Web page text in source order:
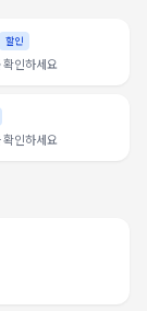
할인
확인하세요
확인하세요